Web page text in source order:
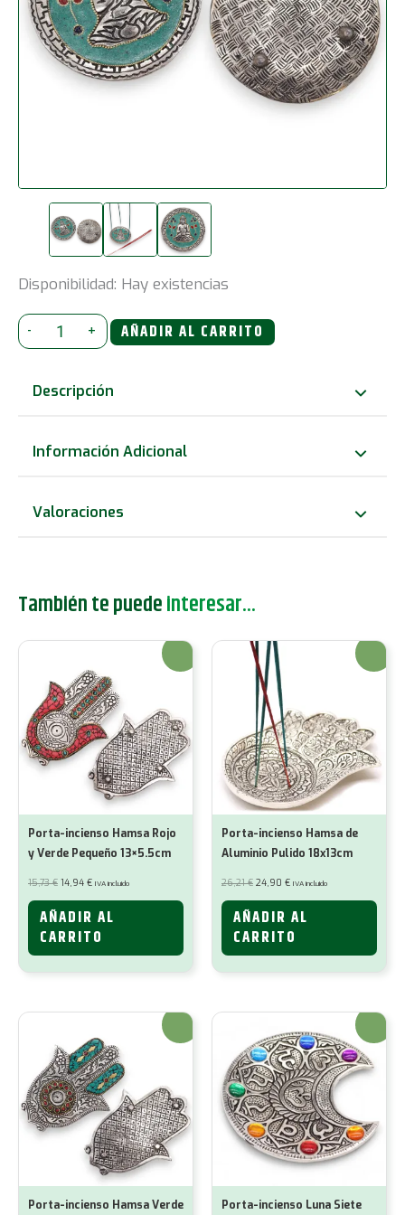
Disponibilidad: Hay existencias
-
Porta-
incienso
Buda
+ AÑADIR AL CARRITO
Descripción
Información Adicional
Valoraciones
También te puedeinteresar...
¡Oferta!
Porta-incienso Hamsa Rojo
y Verde Pequeño 13×5.5cm
15,73€ El
precio
original
era:
15,73 €.
14,94 €El
actual
es:
14,94 €.
IVA incluido
AÑADIR AL
CARRITO
¡Oferta!
Porta-incienso Hamsa de
Aluminio Pulido 18x13cm
26,21€ El
precio
original
era:
26,21 €.
24,90 €El
actual
es:
24,90 €.
IVA incluido
AÑADIR AL
CARRITO
¡Oferta!
Porta-incienso Hamsa Verde
¡Oferta!
Porta-incienso Luna Siete